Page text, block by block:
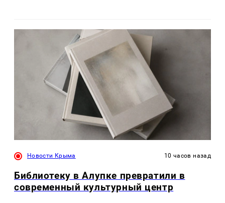
Новости Крыма 10 часов назад
Библиотеку в Алупке превратили в
современный культурный центр